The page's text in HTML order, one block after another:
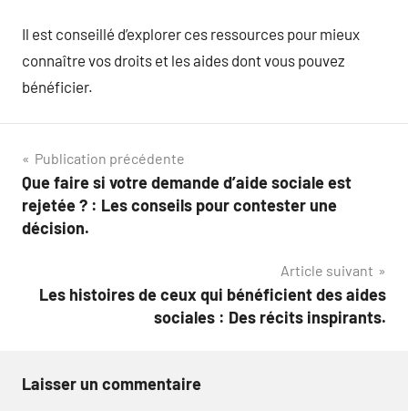
Il est conseillé d’explorer ces ressources pour mieux
connaître vos droits et les aides dont vous pouvez
bénéficier.
Navigation
de
l’article
Publication précédente
Que faire si votre demande d’aide sociale est
rejetée ? : Les conseils pour contester une
décision.
Article suivant
Les histoires de ceux qui bénéficient des aides
sociales : Des récits inspirants.
Laisser un commentaire